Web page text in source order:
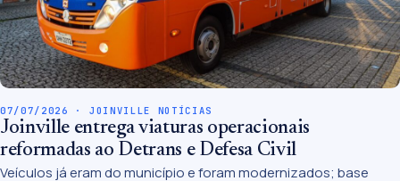
07/07/2026 · JOINVILLE NOTÍCIAS
Joinville entrega viaturas operacionais
reformadas ao Detrans e Defesa Civil
Veículos já eram do município e foram modernizados; base